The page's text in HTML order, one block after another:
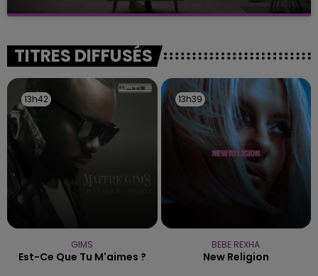
C'était l'une des institutions du centre-ville
fermer ses portes.
TITRES DIFFUSÉS
13h42
13h42
GIMS
Est-Ce Que Tu M'aimes ?
13h39
13h39
BEBE REXHA
New Religion